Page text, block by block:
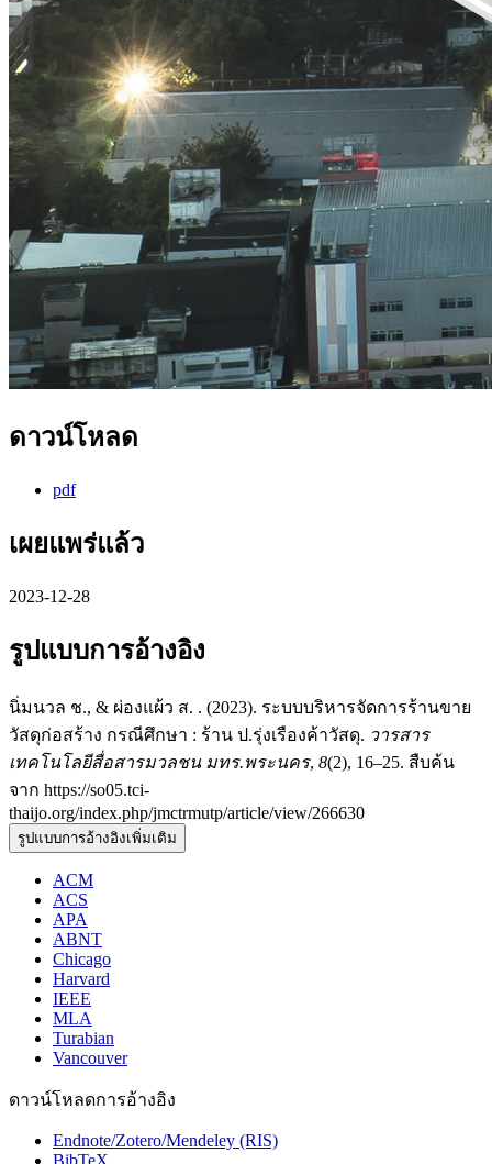
ดาวน์โหลด
pdf
เผยแพร่แล้ว
2023-12-28
รูปแบบการอ้างอิง
นิ่มนวล ช., & ผ่องแผ้ว ส. . (2023). ระบบบริหารจัดการร้านขาย
วัสดุก่อสร้าง กรณีศึกษา : ร้าน ป.รุ่งเรืองค้าวัสดุ. วารสาร
เทคโนโลยีสื่อสารมวลชน มทร.พระนคร, 8(2), 16–25. สืบค้น
จาก https://so05.tci-
thaijo.org/index.php/jmctrmutp/article/view/266630
รูปแบบการอ้างอิงเพิ่มเติม
ACM
ACS
APA
ABNT
Chicago
Harvard
IEEE
MLA
Turabian
Vancouver
ดาวน์โหลดการอ้างอิง
Endnote/Zotero/Mendeley (RIS)
BibTeX